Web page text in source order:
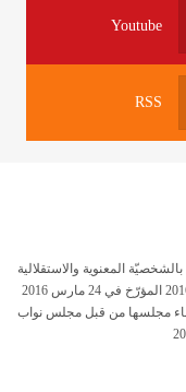
Youtube
RSS
المعنوية والاستقلالية
المالية أحدثت بموجب القانون الأساسي عدد22 لسنة 2016 المؤرّخ في 24 مارس 2016
مجلسها من قبل مجلس نواب